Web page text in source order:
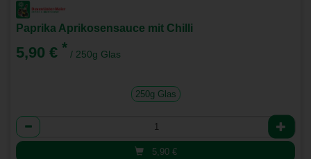
Paprika Aprikosensauce mit Chilli
5,90 € * / 250g Glas
250g Glas
Anzahl
5,90 €